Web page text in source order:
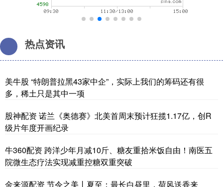
热点资讯
美牛股 “特朗普拉黑43家中企”，实际上我们的筹码还有很
多，稀土只是其中一项
股神配资 诺兰《奥德赛》北美首周末预计狂揽1.17亿，创R
级片年度开画纪录
牛360配资 跨洋少年月减10斤、糖友重拾米饭自由！南医五
院微生态疗法实现减重控糖双重突破
金来源配资 节令之美丨夏至：最长白昼里，荷风送香来